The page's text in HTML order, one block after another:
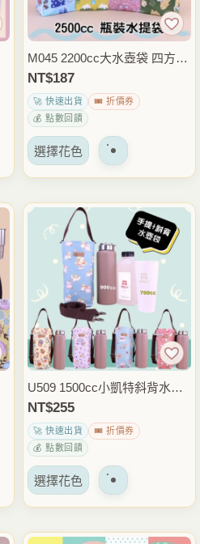
在
產
上
擇
M045 2200cc大水壺袋 四方大
容量手提水壺袋 水瓶袋 保溫
瓶提袋 外出運動健身通勤包
雨朵防水包
NT$187
🚀 快速出貨
🎟️ 折價券
💰 點數回饋
選擇花色 該
有
多
種
變
體。
可
以
在
產
上
擇
U509 1500cc小凱特斜背水壺
袋 手提水壺袋 運動水瓶袋 保
溫瓶提袋 外出健身登山隨身包
雨朵防水包
NT$255
🚀 快速出貨
🎟️ 折價券
💰 點數回饋
選擇花色 該
有